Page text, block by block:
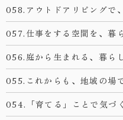
058.アウトドアリビングで
057.仕事をする空間を、暮
056.庭から生まれる、暮ら
055.これからも、地域の場
054.「育てる」ことで気づ